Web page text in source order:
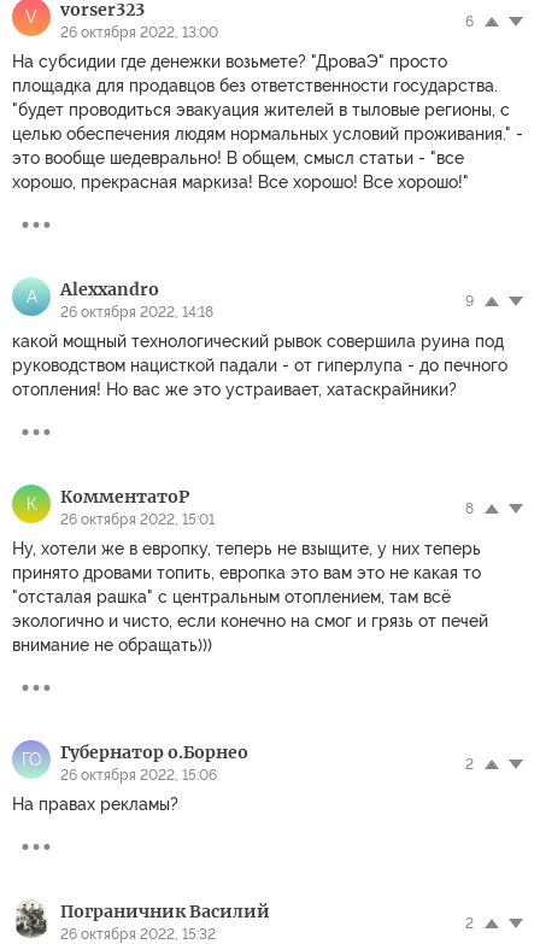
V vorser323
26 октября 2022, 13:00
6
На субсидии где денежки возьмете? "ДроваЭ" просто
площадка для продавцов без ответственности государства.
"будет проводиться эвакуация жителей в тыловые регионы, с
целью обеспечения людям нормальных условий проживания." -
это вообще шедеврально! В общем, смысл статьи - "все
хорошо, прекрасная маркиза! Все хорошо! Все хорошо!"
A Alexxandro
26 октября 2022, 14:18
9
какой мощный технологический рывок совершила руина под
руководством нацисткой падали - от гиперлупа - до печного
отопления! Но вас же это устраивает, хатаскрайники?
К КомментатоP
26 октября 2022, 15:01
8
Ну, хотели же в европку, теперь не взыщите, у них теперь
принято дровами топить, европка это вам это не какая то
"отсталая рашка" с центральным отоплением, там всё
экологично и чисто, если конечно на смог и грязь от печей
внимание не обращать)))
ГО Губернатор о.Борнео
26 октября 2022, 15:06
2
На правах рекламы?
Пограничник Василий
26 октября 2022, 15:32
2